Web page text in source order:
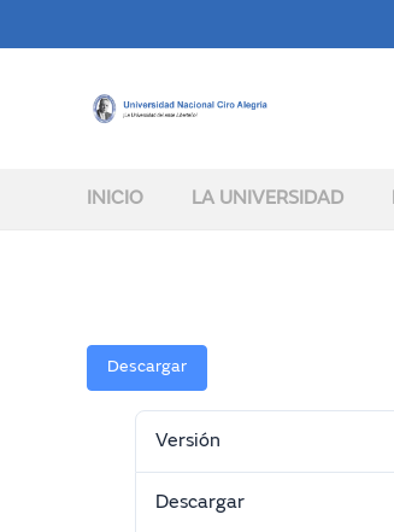
INICIO LA UNIVERSIDAD
Descargar
Versión
Descargar